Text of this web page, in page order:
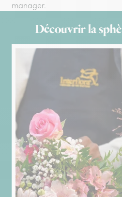
manager.
Découvrir la